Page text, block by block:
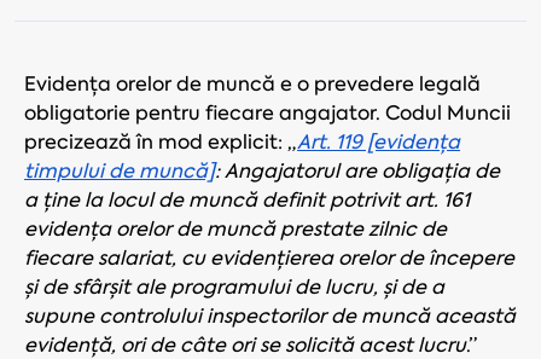
Evidența orelor de muncă e o prevedere legală
obligatorie pentru fiecare angajator. Codul Muncii
precizează în mod explicit: „Art. 119 [evidența
timpului de muncă]: Angajatorul are obligația de
a ține la locul de muncă definit potrivit art. 161
evidența orelor de muncă prestate zilnic de
fiecare salariat, cu evidențierea orelor de începere
și de sfârșit ale programului de lucru, și de a
supune controlului inspectorilor de muncă această
evidență, ori de câte ori se solicită acest lucru.”